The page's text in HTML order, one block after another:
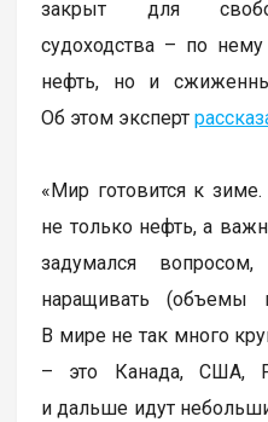
закрыт для
судоходства – по
нефть, но и
Об этом эксперт
«Мир готовится к
не только нефть, а
задумался
наращивать (объемы
В мире не так много
– это Канада, США,
и дальше идут